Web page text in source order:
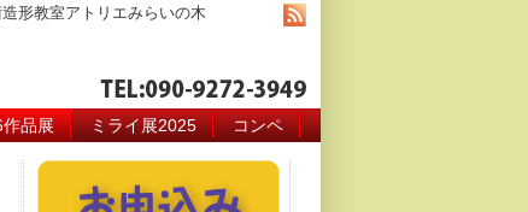
形教室アトリエみらいの木
品展 ミライ展2025 コンペ